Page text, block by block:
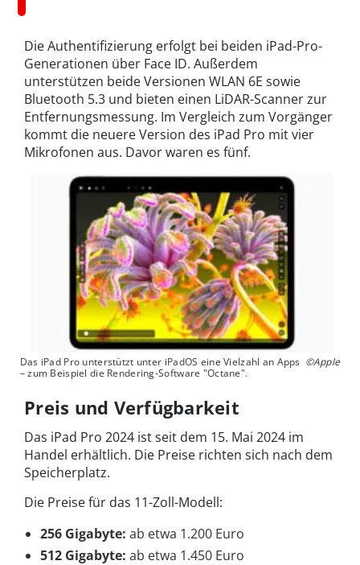
Die Authentifizierung erfolgt bei beiden iPad-Pro-
Generationen über Face ID. Außerdem
unterstützen beide Versionen WLAN 6E sowie
Bluetooth 5.3 und bieten einen LiDAR-Scanner zur
Entfernungsmessung. Im Vergleich zum Vorgänger
kommt die neuere Version des iPad Pro mit vier
Mikrofonen aus. Davor waren es fünf.
Das iPad Pro unterstützt unter iPadOS eine Vielzahl an Apps
– zum Beispiel die Rendering-Software "Octane".
©Apple
Preis und Verfügbarkeit
Das iPad Pro 2024 ist seit dem 15. Mai 2024 im
Handel erhältlich. Die Preise richten sich nach dem
Speicherplatz.
Die Preise für das 11-Zoll-Modell:
256 Gigabyte: ab etwa 1.200 Euro
512 Gigabyte: ab etwa 1.450 Euro